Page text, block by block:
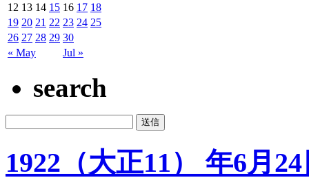
« May Jul »
12 13 14 15 16 17 18
19 20 21 22 23 24 25
26 27 28 29 30
search
1922（大正11） 年6月